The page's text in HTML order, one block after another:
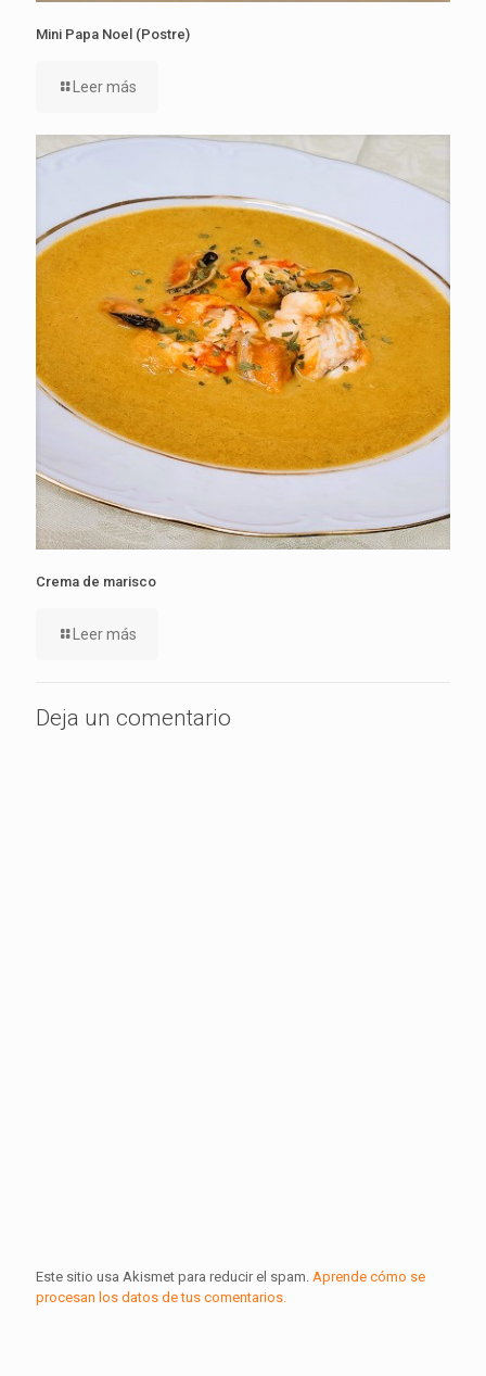
Mini Papa Noel (Postre)
Leer más
Crema de marisco
Leer más
Deja un comentario
Este sitio usa Akismet para reducir el spam. Aprende cómo se
procesan los datos de tus comentarios.